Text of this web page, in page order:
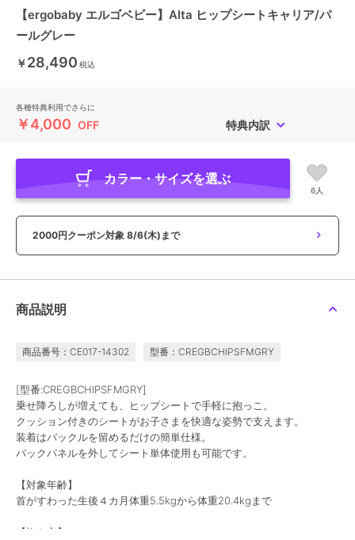
【ergobaby エルゴベビー】Alta ヒップシートキャリア/パ
ールグレー
￥28,490 税込
各種特典利用でさらに
￥4,000 OFF 特典内訳
カラー・サイズを選ぶ
6人
2000円クーポン対象 8/6(木)まで
商品説明
商品番号：CE017-14302 型番：CREGBCHIPSFMGRY
[型番:CREGBCHIPSFMGRY]
乗せ降ろしが増えても、ヒップシートで手軽に抱っこ。
クッション付きのシートがお子さまを快適な姿勢で支えます。
装着はバックルを留めるだけの簡単仕様。
バックパネルを外してシート単体使用も可能です。
【対象年齢】
首がすわった生後４カ月体重5.5kgから体重20.4kgまで
【抱き方】